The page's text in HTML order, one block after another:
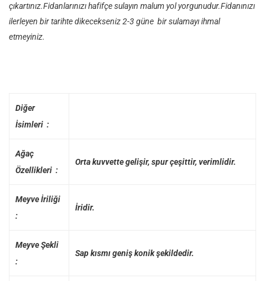
çıkartınız.Fidanlarınızı hafifçe sulayın malum yol yorgunudur.Fidanınızı
ilerleyen bir tarihte dikecekseniz 2-3 güne bir sulamayı ihmal
etmeyiniz.
Diğer
İsimleri :
Ağaç
Özellikleri :
Orta kuvvette gelişir, spur çeşittir, verimlidir.
Meyve İriliği
:
İridir.
Meyve Şekli
:
Sap kısmı geniş konik şekildedir.